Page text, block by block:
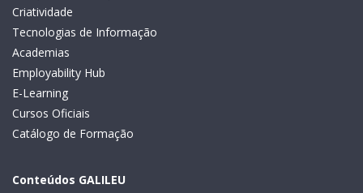
Criatividade
Tecnologias de Informação
Academias
Employability Hub
E-Learning
Cursos Oficiais
Catálogo de Formação
Conteúdos GALILEU